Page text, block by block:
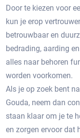
Door te kiezen voor
kun je erop
betrouwbaar en
bedrading, aarding
alles naar behoren
worden voorkomen.​
Als je op zoek bent
Gouda, neem dan
staan klaar om je te
en zorgen ervoor dat